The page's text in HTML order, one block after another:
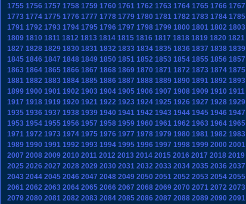
1755 1756 1757 1758 1759 1760 1761 1762 1763 1764 1765 1766 1767
1773 1774 1775 1776 1777 1778 1779 1780 1781 1782 1783 1784 1785
1791 1792 1793 1794 1795 1796 1797 1798 1799 1800 1801 1802 1803
1809 1810 1811 1812 1813 1814 1815 1816 1817 1818 1819 1820 1821
1827 1828 1829 1830 1831 1832 1833 1834 1835 1836 1837 1838 1839
1845 1846 1847 1848 1849 1850 1851 1852 1853 1854 1855 1856 1857
1863 1864 1865 1866 1867 1868 1869 1870 1871 1872 1873 1874 1875
1881 1882 1883 1884 1885 1886 1887 1888 1889 1890 1891 1892 1893
1899 1900 1901 1902 1903 1904 1905 1906 1907 1908 1909 1910 1911
1917 1918 1919 1920 1921 1922 1923 1924 1925 1926 1927 1928 1929
1935 1936 1937 1938 1939 1940 1941 1942 1943 1944 1945 1946 1947
1953 1954 1955 1956 1957 1958 1959 1960 1961 1962 1963 1964 1965
1971 1972 1973 1974 1975 1976 1977 1978 1979 1980 1981 1982 1983
1989 1990 1991 1992 1993 1994 1995 1996 1997 1998 1999 2000 2001
2007 2008 2009 2010 2011 2012 2013 2014 2015 2016 2017 2018 2019
2025 2026 2027 2028 2029 2030 2031 2032 2033 2034 2035 2036 2037
2043 2044 2045 2046 2047 2048 2049 2050 2051 2052 2053 2054 2055
2061 2062 2063 2064 2065 2066 2067 2068 2069 2070 2071 2072 2073
2079 2080 2081 2082 2083 2084 2085 2086 2087 2088 2089 2090 2091